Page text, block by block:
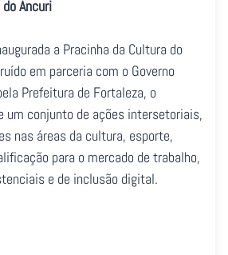
Ancuri
a Pracinha da Cultura do
em parceria com o Governo
Prefeitura de Fortaleza, o
um conjunto de ações intersetoriais,
nas áreas da cultura, esporte,
para o mercado de trabalho,
e de inclusão digital.